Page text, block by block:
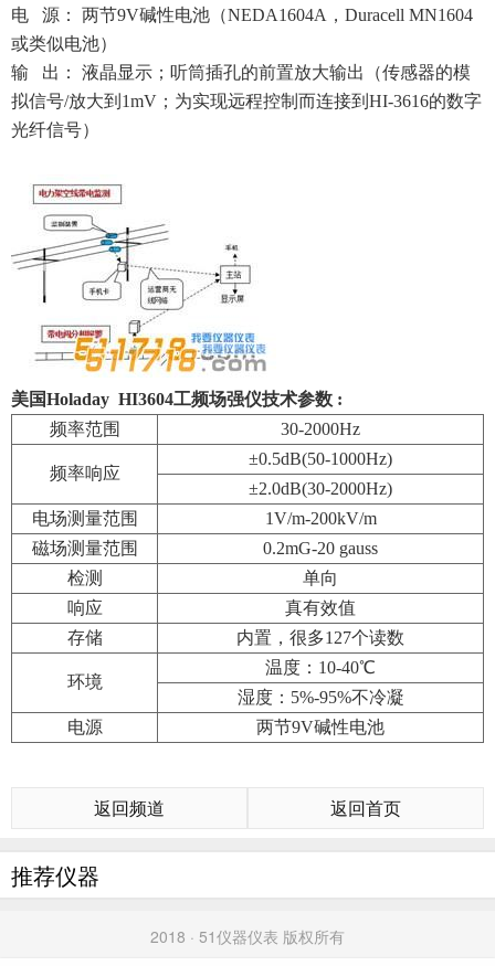
电 源： 两节9V碱性电池（NEDA1604A，Duracell MN1604
或类似电池）
输 出： 液晶显示；听筒插孔的前置放大输出（传感器的模
拟信号/放大到1mV；为实现远程控制而连接到HI-3616的数字
光纤信号）
美国Holaday HI3604工频场强仪技术参数 :
频率范围
30-2000Hz
频率响应
±0.5dB(50-1000Hz)
±2.0dB(30-2000Hz)
电场测量范围
1V/m-200kV/m
磁场测量范围
0.2mG-20 gauss
检测
单向
响应
真有效值
存储
内置，很多127个读数
环境
温度：10-40℃
湿度：5%-95%不冷凝
电源
两节9V碱性电池
返回频道 返回首页
推荐仪器
2018 · 51仪器仪表 版权所有